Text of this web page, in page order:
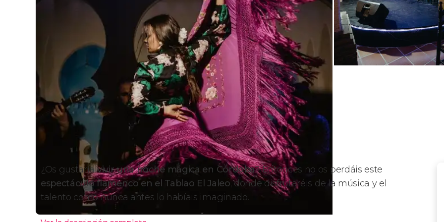
¿Os gustaríavivir una noche mágica en Córdoba? Entonces no os perdáis este
espectáculo flamenco en el Tablao El Jaleo, donde disfrutaréis de la música y el
talento como nunca antes lo habíais imaginado.